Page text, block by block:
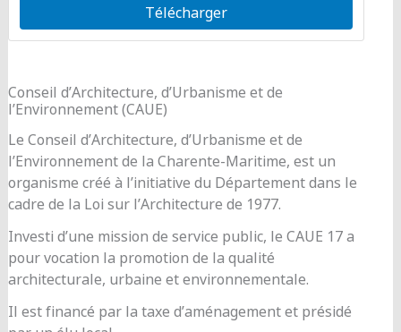
Télécharger
Conseil d’Architecture, d’Urbanisme et de
l’Environnement (CAUE)
Le Conseil d’Architecture, d’Urbanisme et de
l’Environnement de la Charente-Maritime, est un
organisme créé à l’initiative du Département dans le
cadre de la Loi sur l’Architecture de 1977.
Investi d’une mission de service public, le CAUE 17 a
pour vocation la promotion de la qualité
architecturale, urbaine et environnementale.
Il est financé par la taxe d’aménagement et présidé